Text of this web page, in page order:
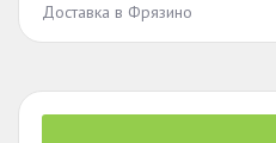
Доставка в Фрязино